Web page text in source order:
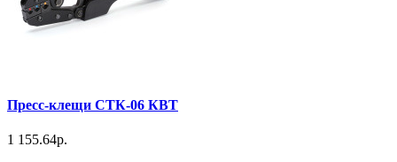
Пресс-клещи СТК-06 КВТ
1 155.64р.